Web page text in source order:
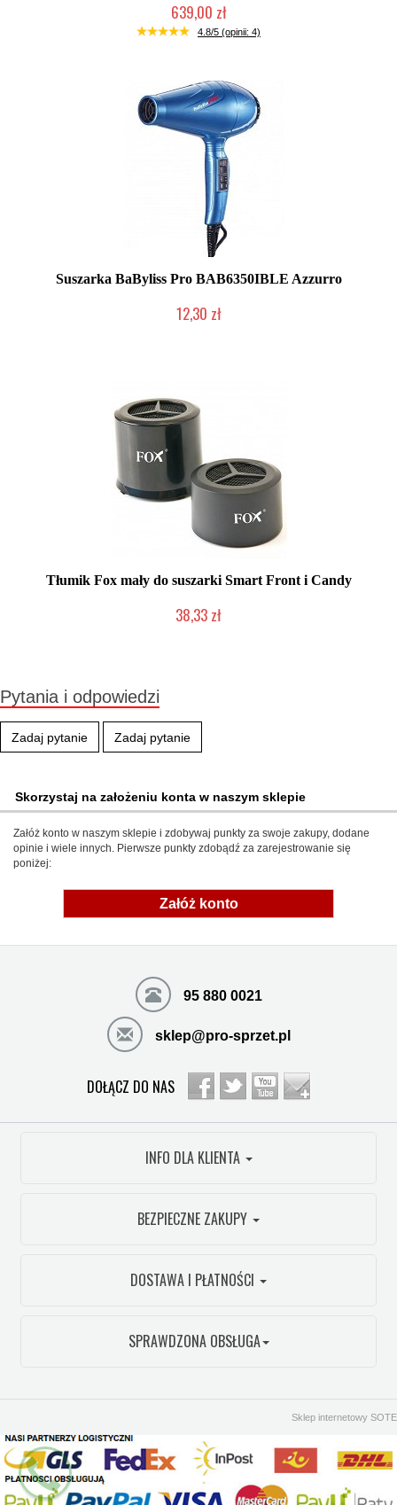
639,00 zł
Duża ilość (wysyłka w 24h)
4.8/5 (opinii: 4)
Suszarka BaByliss Pro BAB6350IBLE Azzurro
12,30 zł
Tłumik Fox mały do suszarki Smart Front i Candy
38,33 zł
Pytania i odpowiedzi
Zadaj pytanie Zadaj pytanie
Skorzystaj na założeniu konta w naszym sklepie
Załóż konto w naszym sklepie i zdobywaj punkty za swoje zakupy, dodane
opinie i wiele innych. Pierwsze punkty zdobądź za zarejestrowanie się
poniżej:
Załóż konto
95 880 0021
sklep@pro-sprzet.pl
DOŁĄCZ DO NAS
INFO DLA KLIENTA
BEZPIECZNE ZAKUPY
DOSTAWA I PŁATNOŚCI
SPRAWDZONA OBSŁUGA
Sklep internetowy SOTE